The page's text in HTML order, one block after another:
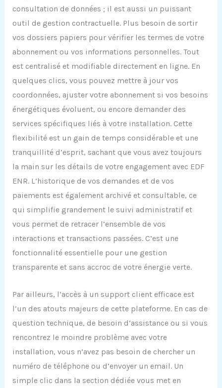
consultation de données ; il est aussi un puissant
outil de gestion contractuelle. Plus besoin de sortir
vos dossiers papiers pour vérifier les termes de votre
abonnement ou vos informations personnelles. Tout
est centralisé et modifiable directement en ligne. En
quelques clics, vous pouvez mettre à jour vos
coordonnées, ajuster votre abonnement si vos besoins
énergétiques évoluent, ou encore demander des
services spécifiques liés à votre installation. Cette
flexibilité est un gain de temps considérable et une
tranquillité d’esprit, sachant que vous avez toujours
la main sur les détails de votre engagement avec EDF
ENR. L’historique de vos demandes et de vos
paiements est également archivé et consultable, ce
qui simplifie grandement le suivi administratif et
vous permet de retracer l’ensemble de vos
interactions et transactions passées. C’est une
fonctionnalité essentielle pour une gestion
transparente et sans accroc de votre énergie verte.
Par ailleurs, l’accès à un support client efficace est
l’un des atouts majeurs de cette plateforme. En cas de
question technique, de besoin d’assistance ou si vous
rencontrez le moindre problème avec votre
installation, vous n’avez pas besoin de chercher un
numéro de téléphone ou d’envoyer un email. Un
simple clic dans la section dédiée vous met en